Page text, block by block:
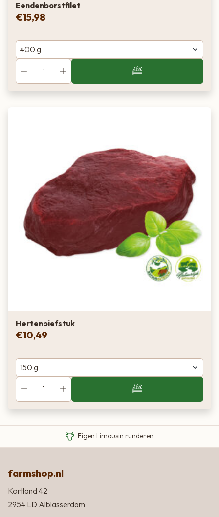
Eendenborstfilet
€15,98
Hertenbiefstuk
€10,49
Eigen Limousin runderen
Eerlijke streekproducten
farmshop.nl
Kortland 42
2954 LD Alblasserdam